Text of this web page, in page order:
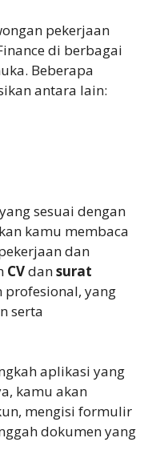
pekerjaan
di berbagai
Beberapa
antara lain:
sesuai dengan
kamu membaca
dan
CVdansurat
profesional, yang
serta
aplikasi yang
kamu akan
mengisi formulir
dokumen yang